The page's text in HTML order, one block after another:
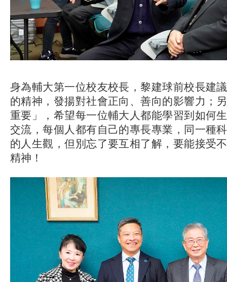
身為輔大第一位校友校長，黎建球前校長建
的精神，發揚對社會正向、善向的影響力；
重要」，希望每一位輔大人都能學習到如何
交流，每個人都有自己的專長專業，同一種
的人生觀，但別忘了要互相了解，要能接受
精神！